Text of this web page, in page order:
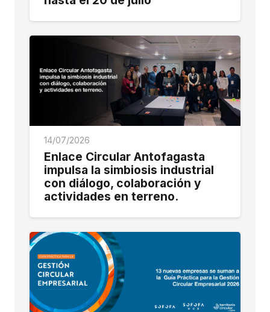
14/07/2026
Enlace Circular Antofagasta
impulsa la simbiosis industrial
con diálogo, colaboración y
actividades en terreno.